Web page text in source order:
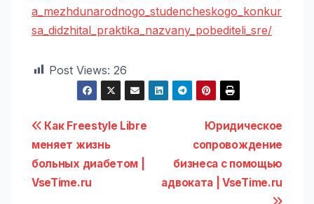
a_mezhdunarodnogo_studencheskogo_konkur
sa_didzhital_praktika_nazvany_pobediteli_sre/
Post Views: 26
Навигация
по
записям
Юридическое
сопровождение
бизнеса с помощью
адвоката | VseTime.ru
Как Freestyle Libre
меняет жизнь
больных диабетом |
VseTime.ru